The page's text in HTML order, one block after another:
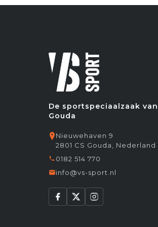
De sportspeciaalzaak van
Gouda
Nieuwehaven 9
2801 CS Gouda, Nederland
0182 514 770
info@vs-sport.nl